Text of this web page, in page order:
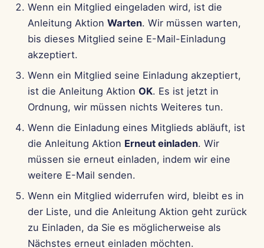
14. Feb 2025
7. Feb 2025
31. Jan 2025
24. Jan 2025
10. Jan 2025
3. Jan 2025
27. Dez 2024
Wenn ein Mitglied eingeladen wird, ist die
Anleitung Aktion Warten. Wir müssen warten,
bis dieses Mitglied seine E-Mail-Einladung
akzeptiert.
Wenn ein Mitglied seine Einladung akzeptiert,
ist die Anleitung Aktion OK. Es ist jetzt in
Ordnung, wir müssen nichts Weiteres tun.
Wenn die Einladung eines Mitglieds abläuft, ist
die Anleitung Aktion Erneut einladen. Wir
müssen sie erneut einladen, indem wir eine
weitere E-Mail senden.
Wenn ein Mitglied widerrufen wird, bleibt es in
der Liste, und die Anleitung Aktion geht zurück
zu Einladen, da Sie es möglicherweise als
Nächstes erneut einladen möchten.